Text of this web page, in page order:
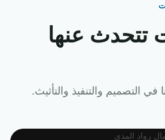
عنها
التصميم والتنفيذ والتأثيث.